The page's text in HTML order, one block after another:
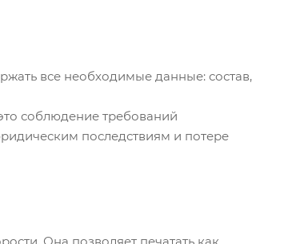
все необходимые данные: состав,
соблюдение требований
последствиям и потере